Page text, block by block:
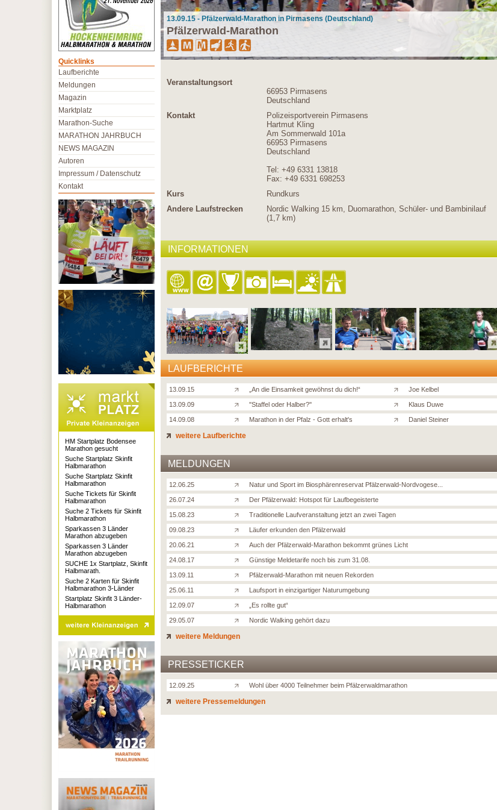
13.09.15 - Pfälzerwald-Marathon in Pirmasens (Deutschland)
Pfälzerwald-Marathon
Veranstaltungsort
66953 Pirmasens
Deutschland
Kontakt
Polizeisportverein Pirmasens
Hartmut Kling
Am Sommerwald 101a
66953 Pirmasens
Deutschland
Tel: +49 6331 13818
Fax: +49 6331 698253
Kurs
Rundkurs
Andere Laufstrecken
Nordic Walking 15 km, Duomarathon, Schüler- und Bambinilauf
(1,7 km)
INFORMATIONEN
LAUFBERICHTE
13.09.15 „An die Einsamkeit gewöhnst du dich!“ Joe Kelbel
13.09.09 ''Staffel oder Halber?'' Klaus Duwe
14.09.08 Marathon in der Pfalz - Gott erhalt's Daniel Steiner
weitere Laufberichte
MELDUNGEN
12.06.25 Natur und Sport im Biosphärenreservat Pfälzerwald-Nordvogese...
26.07.24 Der Pfälzerwald: Hotspot für Laufbegeisterte
15.08.23 Traditionelle Laufveranstaltung jetzt an zwei Tagen
09.08.23 Läufer erkunden den Pfälzerwald
20.06.21 Auch der Pfälzerwald-Marathon bekommt grünes Licht
24.08.17 Günstige Meldetarife noch bis zum 31.08.
13.09.11 Pfälzerwald-Marathon mit neuen Rekorden
25.06.11 Laufsport in einzigartiger Naturumgebung
12.09.07 „Es rollte gut“
29.05.07 Nordic Walking gehört dazu
weitere Meldungen
PRESSETICKER
12.09.25 Wohl über 4000 Teilnehmer beim Pfälzerwaldmarathon
weitere Pressemeldungen
Quicklinks
Laufberichte
Meldungen
Magazin
Marktplatz
Marathon-Suche
MARATHON JAHRBUCH
NEWS MAGAZIN
Autoren
Impressum / Datenschutz
Kontakt
HM Startplatz Bodensee
Marathon gesucht
Suche Startplatz Skinfit
Halbmarathon
Suche Startplatz Skinfit
Halbmarathon
Suche Tickets für Skinfit
Halbmarathon
Suche 2 Tickets für Skinfit
Halbmarathon
Sparkassen 3 Länder
Marathon abzugeben
Sparkassen 3 Länder
Marathon abzugeben
SUCHE 1x Startplatz, Skinfit
Halbmarath.
Suche 2 Karten für Skinfit
Halbmarathon 3-Länder
Startplatz Skinfit 3 Länder-
Halbmarathon